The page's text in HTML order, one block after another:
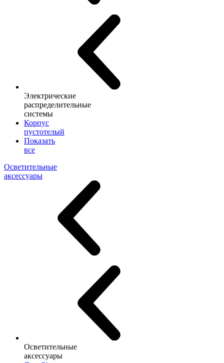
Электрические
распределительные
системы
Корпус
пустотелый
Показать
все
Осветительные
аксессуары
Осветительные
аксессуары